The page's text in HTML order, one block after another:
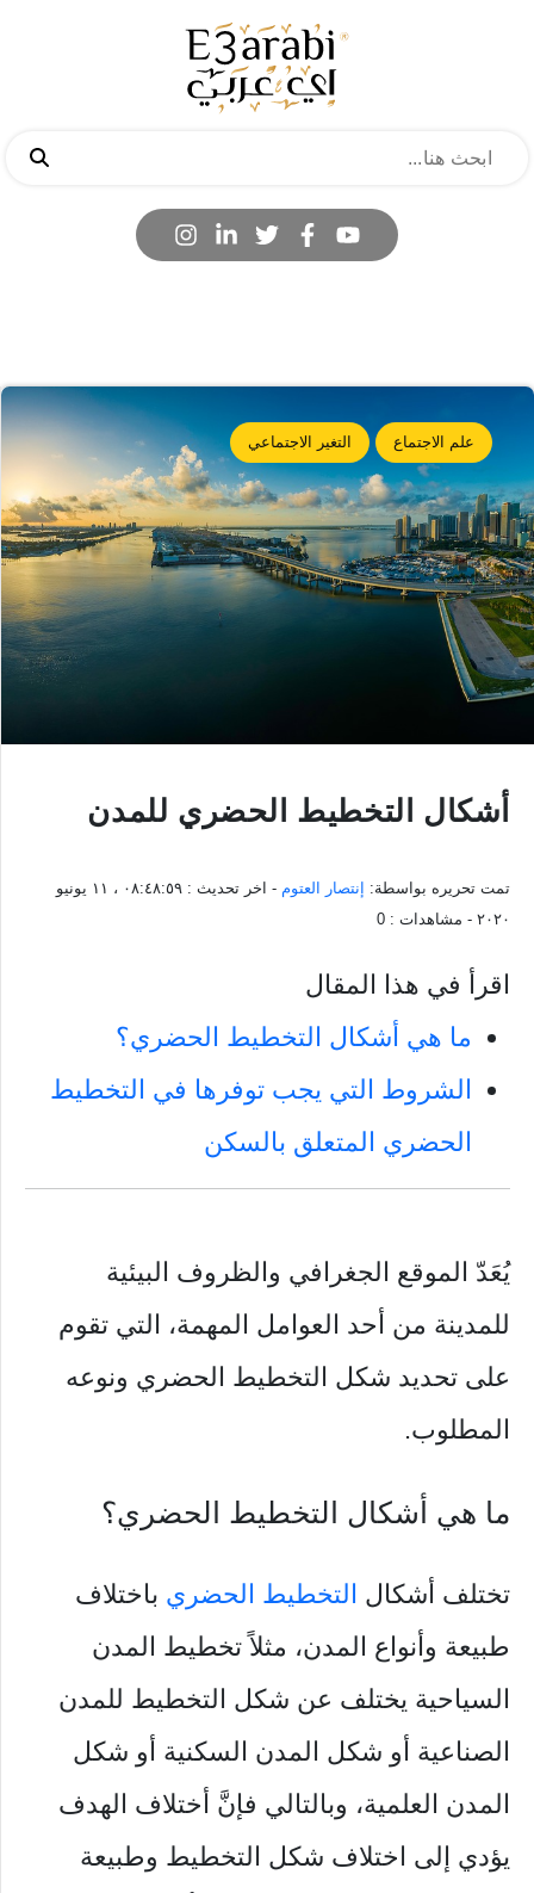
علم الاجتماع التغير الاجتماعي
أشكال التخطيط الحضري للمدن
تمت تحريره بواسطة: إنتصار العتوم - اخر تحديث :
٠٨:٤٨:٥٩ ، ١١ يونيو
٢٠٢٠ - مشاهدات : 0
اقرأ في هذا المقال
ما هي أشكال التخطيط الحضري؟
الشروط التي يجب توفرها في التخطيط
الحضري المتعلق بالسكن
يُعَدّ الموقع الجغرافي والظروف البيئية
للمدينة من أحد العوامل المهمة، التي تقوم
على تحديد شكل التخطيط الحضري ونوعه
المطلوب.
ما هي أشكال التخطيط الحضري؟
تختلف أشكال التخطيط الحضري باختلاف
طبيعة وأنواع المدن، مثلاً تخطيط المدن
السياحية يختلف عن شكل التخطيط للمدن
الصناعية أو شكل المدن السكنية أو شكل
المدن العلمية، وبالتالي فإنَّ أختلاف الهدف
يؤدي إلى اختلاف شكل التخطيط وطبيعة